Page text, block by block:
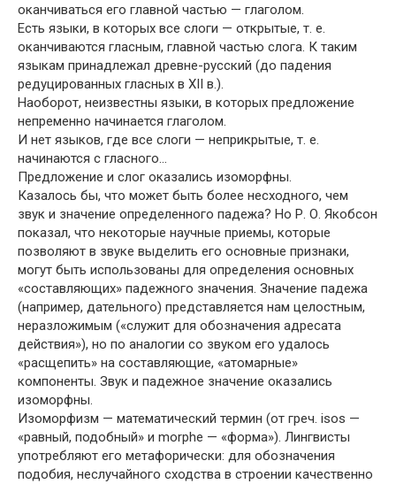
оканчиваться его главной частью — глаголом.
Есть языки, в которых все слоги — открытые, т. е.
оканчиваются гласным, главной частью слога. К таким
языкам принадлежал древне-русский (до падения
редуцированных гласных в XII в.).
Наоборот, неизвестны языки, в которых предложение
непременно начинается глаголом.
И нет языков, где все слоги — неприкрытые, т. е.
начинаются с гласного…
Предложение и слог оказались изоморфны.
Казалось бы, что может быть более несходного, чем
звук и значение определенного падежа? Но Р. О. Якобсон
показал, что некоторые научные приемы, которые
позволяют в звуке выделить его основные признаки,
могут быть использованы для определения основных
«составляющих» падежного значения. Значение падежа
(например, дательного) представляется нам целостным,
неразложимым («служит для обозначения адресата
действия»), но по аналогии со звуком его удалось
«расщепить» на составляющие, «атомарные»
компоненты. Звук и падежное значение оказались
изоморфны.
Изоморфизм — математический термин (от греч. isos —
«равный, подобный» и morphe — «форма»). Лингвисты
употребляют его метафорически: для обозначения
подобия, неслучайного сходства в строении качественно